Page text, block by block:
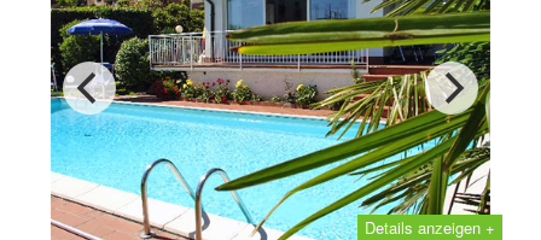
Details anzeigen +